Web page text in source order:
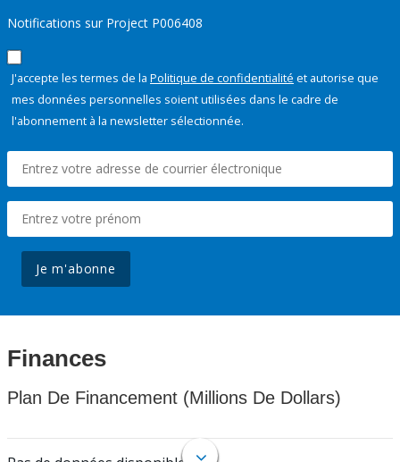
Notifications sur Project P006408
J'accepte les termes de la Politique de confidentialité et autorise que
mes données personnelles soient utilisées dans le cadre de
l'abonnement à la newsletter sélectionnée.
Je m'abonne
Finances
Plan De Financement (Millions De Dollars)